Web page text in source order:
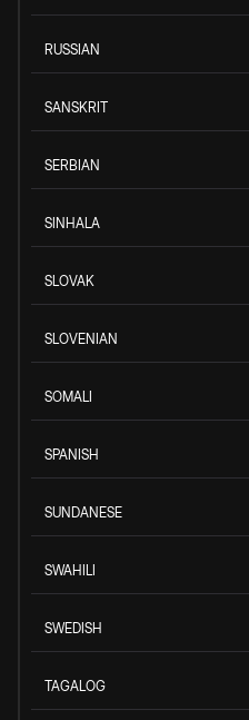
RUSSIAN
SANSKRIT
SERBIAN
SINHALA
SLOVAK
SLOVENIAN
SOMALI
SPANISH
SUNDANESE
SWAHILI
SWEDISH
TAGALOG